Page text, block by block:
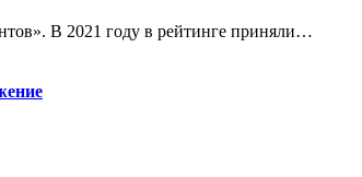
В 2021 году в рейтинге приняли…